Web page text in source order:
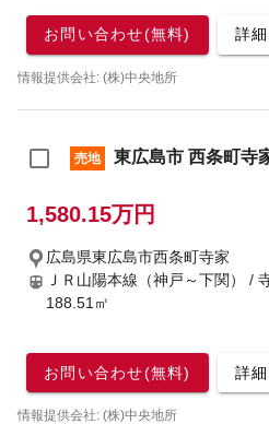
お問い合わせ(無料) 詳
情報提供会社: (株)中央地所
売地 東広島市 西条町寺
1,580.15万円
広島県東広島市西条町寺家
ＪＲ山陽本線（神戸～下関） /
188.51㎡
お問い合わせ(無料) 詳
情報提供会社: (株)中央地所